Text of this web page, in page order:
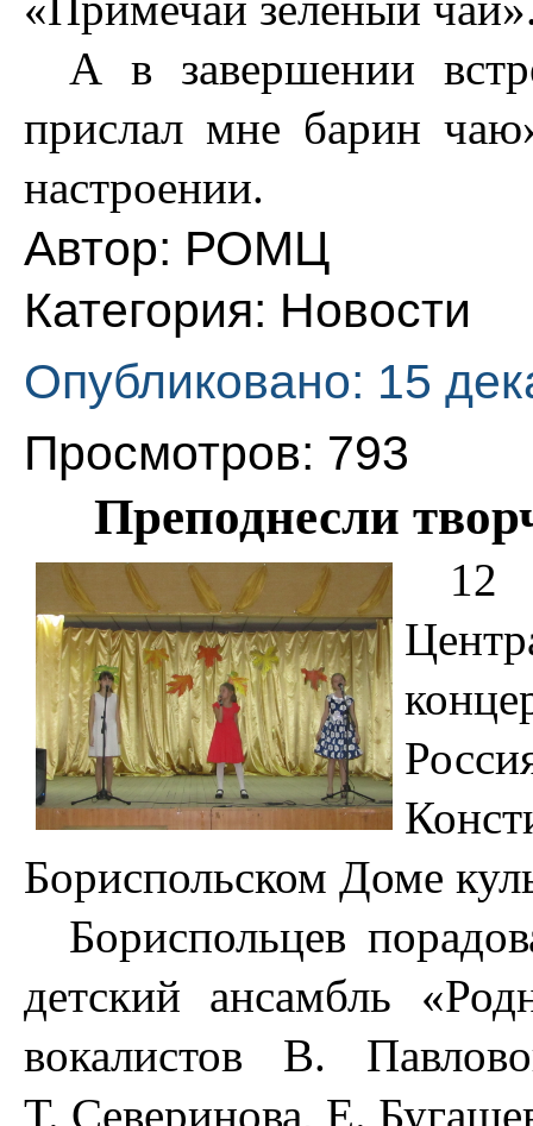
А в завершении
прислал мне барин
настроении.
Автор: РОМЦ
Категория: Новости
Опубликовано: 15
Просмотров: 793
Преподнесли
12
Бориспольском Доме
Бориспольцев
детский ансамбль
вокалистов В.
Т. Северинова, Е.